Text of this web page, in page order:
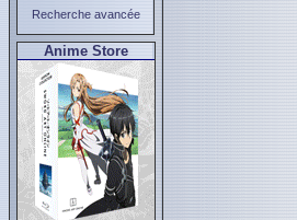
Recherche avancée
Anime Store